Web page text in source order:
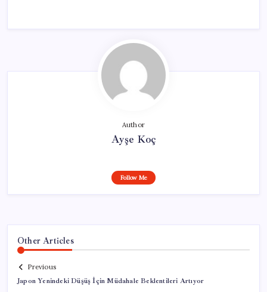
Author
Ayşe Koç
Follow Me
Other Articles
Previous
Japon Yenindeki Düşüş İçin Müdahale Beklentileri Artıyor